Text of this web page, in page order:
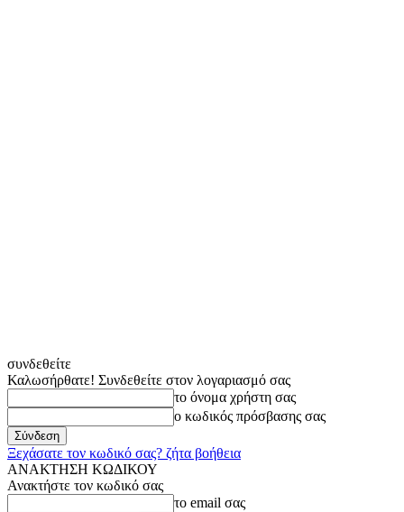
συνδεθείτε
Καλωσήρθατε! Συνδεθείτε στον λογαριασμό σας
το όνομα χρήστη σας
ο κωδικός πρόσβασης σας
Ξεχάσατε τον κωδικό σας? ζήτα βοήθεια
ΑΝΑΚΤΗΣΗ ΚΩΔΙΚΟΥ
Ανακτήστε τον κωδικό σας
το email σας